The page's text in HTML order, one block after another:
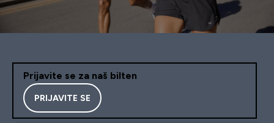
Prijavite se za naš bilten
PRIJAVITE SE